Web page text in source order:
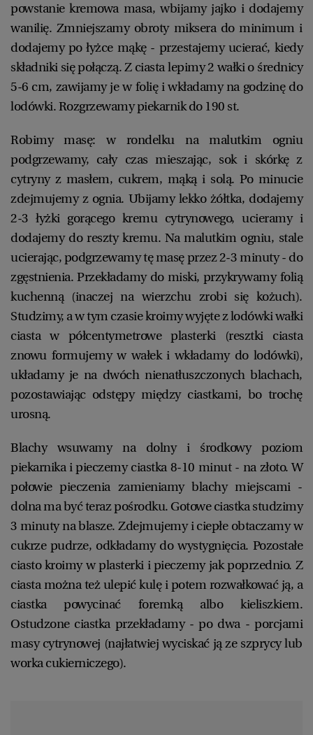
powstanie kremowa masa, wbijamy jajko i dodajemy
wanilię. Zmniejszamy obroty miksera do minimum i
dodajemy po łyżce mąkę - przestajemy ucierać, kiedy
składniki się połączą. Z ciasta lepimy 2 wałki o średnicy
5-6 cm, zawijamy je w folię i wkładamy na godzinę do
lodówki. Rozgrzewamy piekarnik do 190 st.
Robimy masę: w rondelku na malutkim ogniu
podgrzewamy, cały czas mieszając, sok i skórkę z
cytryny z masłem, cukrem, mąką i solą. Po minucie
zdejmujemy z ognia. Ubijamy lekko żółtka, dodajemy
2-3 łyżki gorącego kremu cytrynowego, ucieramy i
dodajemy do reszty kremu. Na malutkim ogniu, stale
ucierając, podgrzewamy tę masę przez 2-3 minuty - do
zgęstnienia. Przekładamy do miski, przykrywamy folią
kuchenną (inaczej na wierzchu zrobi się kożuch).
Studzimy, a w tym czasie kroimy wyjęte z lodówki wałki
ciasta w półcentymetrowe plasterki (resztki ciasta
znowu formujemy w wałek i wkładamy do lodówki),
układamy je na dwóch nienatłuszczonych blachach,
pozostawiając odstępy między ciastkami, bo trochę
urosną.
Blachy wsuwamy na dolny i środkowy poziom
piekarnika i pieczemy ciastka 8-10 minut - na złoto. W
połowie pieczenia zamieniamy blachy miejscami -
dolna ma być teraz pośrodku. Gotowe ciastka studzimy
3 minuty na blasze. Zdejmujemy i ciepłe obtaczamy w
cukrze pudrze, odkładamy do wystygnięcia. Pozostałe
ciasto kroimy w plasterki i pieczemy jak poprzednio. Z
ciasta można też ulepić kulę i potem rozwałkować ją, a
ciastka powycinać foremką albo kieliszkiem.
Ostudzone ciastka przekładamy - po dwa - porcjami
masy cytrynowej (najłatwiej wyciskać ją ze szprycy lub
worka cukierniczego).